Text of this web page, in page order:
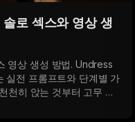
로 섹스와 영상 생
영상 생성 방법. Undress
실전 프롬프트와 단계별 가
천히 앉는 것부터 고무 딜